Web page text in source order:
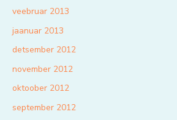
veebruar 2013
jaanuar 2013
detsember 2012
november 2012
oktoober 2012
september 2012